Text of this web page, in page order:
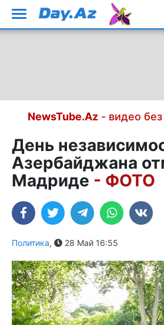
NewsTube.Az- видео без
День
Азербайджана
Мадриде - ФОТО
Политика, 28 Май 16:55